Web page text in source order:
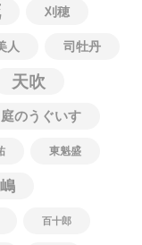
刈穂
人 司牡丹
天吹
庭のうぐいす
東魁盛
百十郎